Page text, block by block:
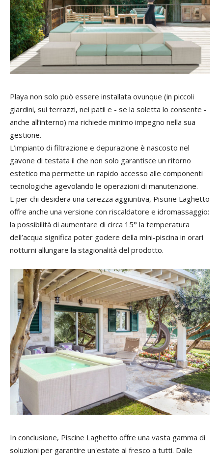
Playa non solo può essere installata ovunque (in piccoli
giardini, sui terrazzi, nei patii e - se la soletta lo consente -
anche all’interno) ma richiede minimo impegno nella sua
gestione.
L’impianto di filtrazione e depurazione è nascosto nel
gavone di testata il che non solo garantisce un ritorno
estetico ma permette un rapido accesso alle componenti
tecnologiche agevolando le operazioni di manutenzione.
E per chi desidera una carezza aggiuntiva, Piscine Laghetto
offre anche una versione con riscaldatore e idromassaggio:
la possibilità di aumentare di circa 15° la temperatura
dell’acqua significa poter godere della mini-piscina in orari
notturni allungare la stagionalità del prodotto.
In conclusione, Piscine Laghetto offre una vasta gamma di
soluzioni per garantire un'estate al fresco a tutti. Dalle